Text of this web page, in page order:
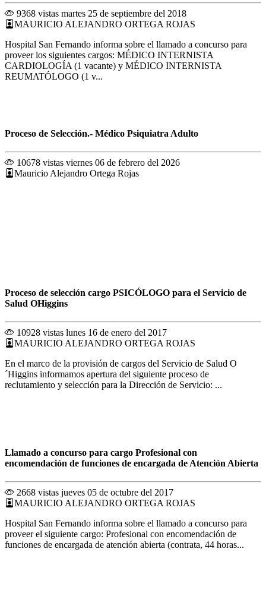
9368 vistas martes 25 de septiembre del 2018
MAURICIO ALEJANDRO ORTEGA ROJAS
Hospital San Fernando informa sobre el llamado a concurso para
proveer los siguientes cargos: MÉDICO INTERNISTA
CARDIOLOGÍA (1 vacante) y MÉDICO INTERNISTA
REUMATÓLOGO (1 v...
Proceso de Selección.- Médico Psiquiatra Adulto
10678 vistas viernes 06 de febrero del 2026
Mauricio Alejandro Ortega Rojas
Proceso de selección cargo PSICÓLOGO para el Servicio de
Salud OHiggins
10928 vistas lunes 16 de enero del 2017
MAURICIO ALEJANDRO ORTEGA ROJAS
En el marco de la provisión de cargos del Servicio de Salud O
´Higgins informamos apertura del siguiente proceso de
reclutamiento y selección para la Dirección de Servicio: ...
Llamado a concurso para cargo Profesional con
encomendación de funciones de encargada de Atención Abierta
2668 vistas jueves 05 de octubre del 2017
MAURICIO ALEJANDRO ORTEGA ROJAS
Hospital San Fernando informa sobre el llamado a concurso para
proveer el siguiente cargo: Profesional con encomendación de
funciones de encargada de atención abierta (contrata, 44 horas...